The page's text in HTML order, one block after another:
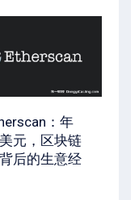
：年
元，区块链
后的生意经